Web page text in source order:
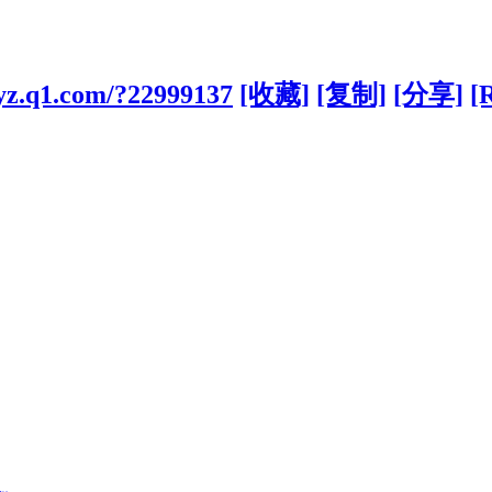
?22999137 [收藏] [复制] [分享]